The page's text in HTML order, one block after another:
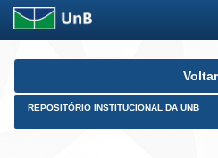
Skip
Voltar
REPOSITÓRIO INSTITUCIONAL DA UNB